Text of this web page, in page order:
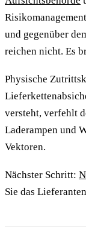
und gegenüber
reichen nicht. Es
Physische
versteht, verfehlt
Laderampen und
Vektoren.
Nächster Schritt:
Sie das